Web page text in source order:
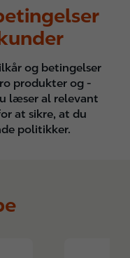
og betingelser
produkter og -
læser al relevant
at sikre, at du
politikker.